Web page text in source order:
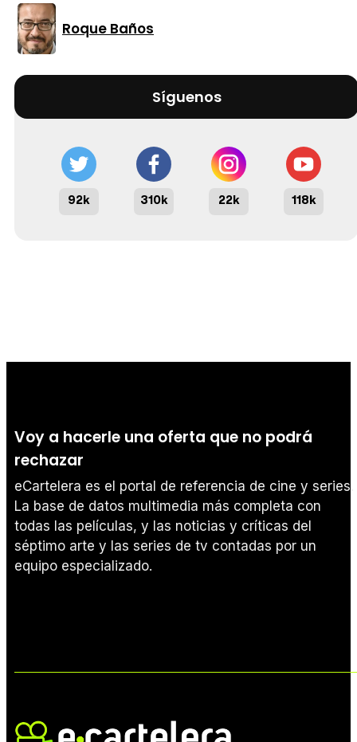
Roque Baños
Síguenos
92k 310k 22k 118k
Voy a hacerle una oferta que no podrá
rechazar
eCartelera es el portal de referencia de cine y series.
La base de datos multimedia más completa con
todas las películas, y las noticias y críticas del
séptimo arte y las series de tv contadas por un
equipo especializado.